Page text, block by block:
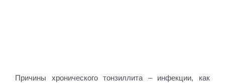
Причины хронического тонзиллита – инфекции, как